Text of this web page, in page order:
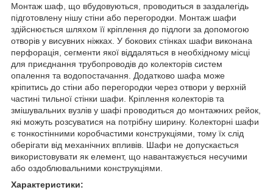
Монтаж шаф, що вбудовуються, проводиться в заздалегідь
підготовлену нішу стіни або перегородки. Монтаж шафи
здійснюється шляхом її кріплення до підлоги за допомогою
отворів у висувних ніжках. У бокових стінках шафи виконана
перфорація, сегменти якої віддаляться в необхідному місці
для приєднання трубопроводів до колекторів систем
опалення та водопостачання. Додатково шафа може
кріпитись до стіни або перегородки через отвори у верхній
частині тильної стінки шафи. Кріплення колекторів та
змішувальних вузлів у шафі проводиться до монтажних рейок,
які можуть розсуватися на потрібну ширину. Колекторні шафи
є тонкостінними коробчастими конструкціями, тому їх слід
оберігати від механічних впливів. Шафи не допускається
використовувати як елемент, що навантажується несучими
або оздоблювальними конструкціями.
Характеристики: